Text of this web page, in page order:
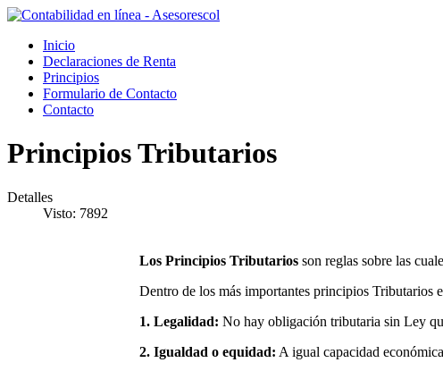
Inicio
Declaraciones de Renta
Principios
Formulario de Contacto
Contacto
Principios Tributarios
Detalles
Visto: 7892
Los Principios Tributarios son reglas sobre las
Dentro de los más importantes principios Tributarios
1. Legalidad: No hay obligación tributaria sin Ley
2. Igualdad o equidad: A igual capacidad